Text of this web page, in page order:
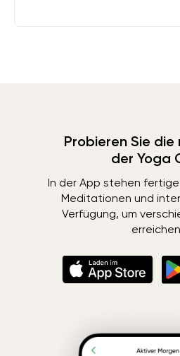
Probieren Sie die
der Yoga
In der App stehen
Meditationen und
Verfügung, um